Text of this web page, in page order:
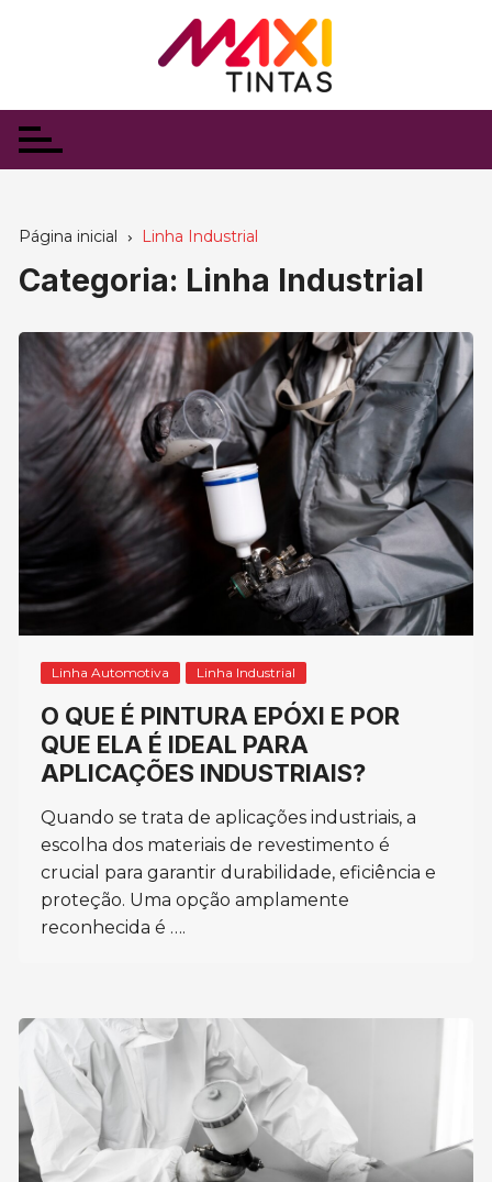
Página inicial Linha Industrial
Categoria: Linha Industrial
Linha Automotiva Linha Industrial
O QUE É PINTURA EPÓXI E POR
QUE ELA É IDEAL PARA
APLICAÇÕES INDUSTRIAIS?
Quando se trata de aplicações industriais, a
escolha dos materiais de revestimento é
crucial para garantir durabilidade, eficiência e
proteção. Uma opção amplamente
reconhecida é ….